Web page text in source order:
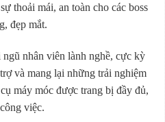
thoải mái, an toàn cho các boss
đẹp mắt.
nhân viên lành nghề, cực kỳ
và mang lại những trải nghiệm
máy móc được trang bị đầy đủ,
việc.